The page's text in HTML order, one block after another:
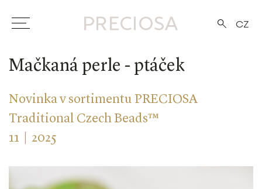
CZ
Mačkaná perle - ptáček
Novinka v sortimentu PRECIOSA
Traditional Czech Beads™
11 | 2025